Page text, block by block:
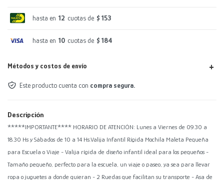
hasta en 12 cuotas de $ 153
hasta en 10 cuotas de $ 184
Métodos y costos de envío
Este producto cuenta con compra segura.
Descripción
*****IMPORTANTE**** HORARIO DE ATENCIÓN: Lunes a Viernes de 09.30 a
18.30 Hs y Sábados de 10 a 14 Hs.Valija Infantil Rígida Mochila Maleta Pequeña
para Escuela o Viaje - Valija rígida de diseño infantil ideal para los pequeños -
Tamaño pequeño, perfecto para la escuela, un viaje o paseo, ya sea para llevar
ropa o juguetes a donde quieran - 2 Ruedas que facilitan su transporte - Asa de